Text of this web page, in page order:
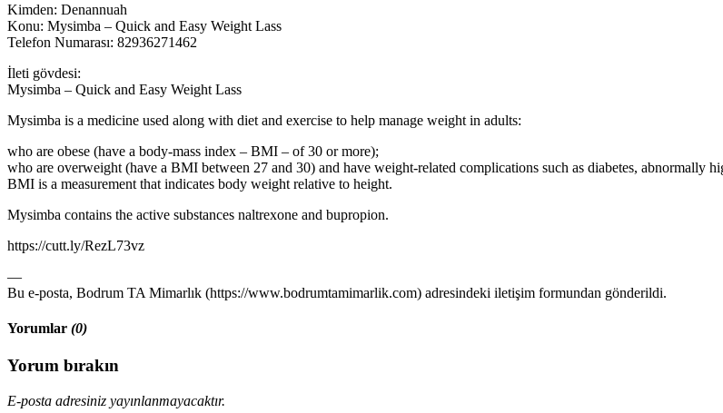
Kimden: Denannuah
Konu: Mysimba – Quick and Easy Weight Lass
Telefon Numarası: 82936271462
İleti gövdesi:
Mysimba – Quick and Easy Weight Lass
Mysimba is a medicine used along with diet and exercise to help manage weight in adults:
who are obese (have a body-mass index – BMI – of 30 or more);
who are overweight (have a BMI between 27 and 30) and have weight-related complications such as diabetes, abnormally
BMI is a measurement that indicates body weight relative to height.
Mysimba contains the active substances naltrexone and bupropion.
https://cutt.ly/RezL73vz
—
Bu e-posta, Bodrum TA Mimarlık (https://www.bodrumtamimarlik.com) adresindeki iletişim formundan gönderildi.
Yorumlar (0)
Yorum bırakın
E-posta adresiniz yayınlanmayacaktır.